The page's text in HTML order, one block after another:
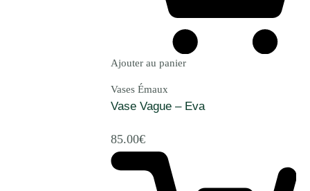
Ajouter au panier
Vases Émaux
Vase Vague – Eva
85.00€